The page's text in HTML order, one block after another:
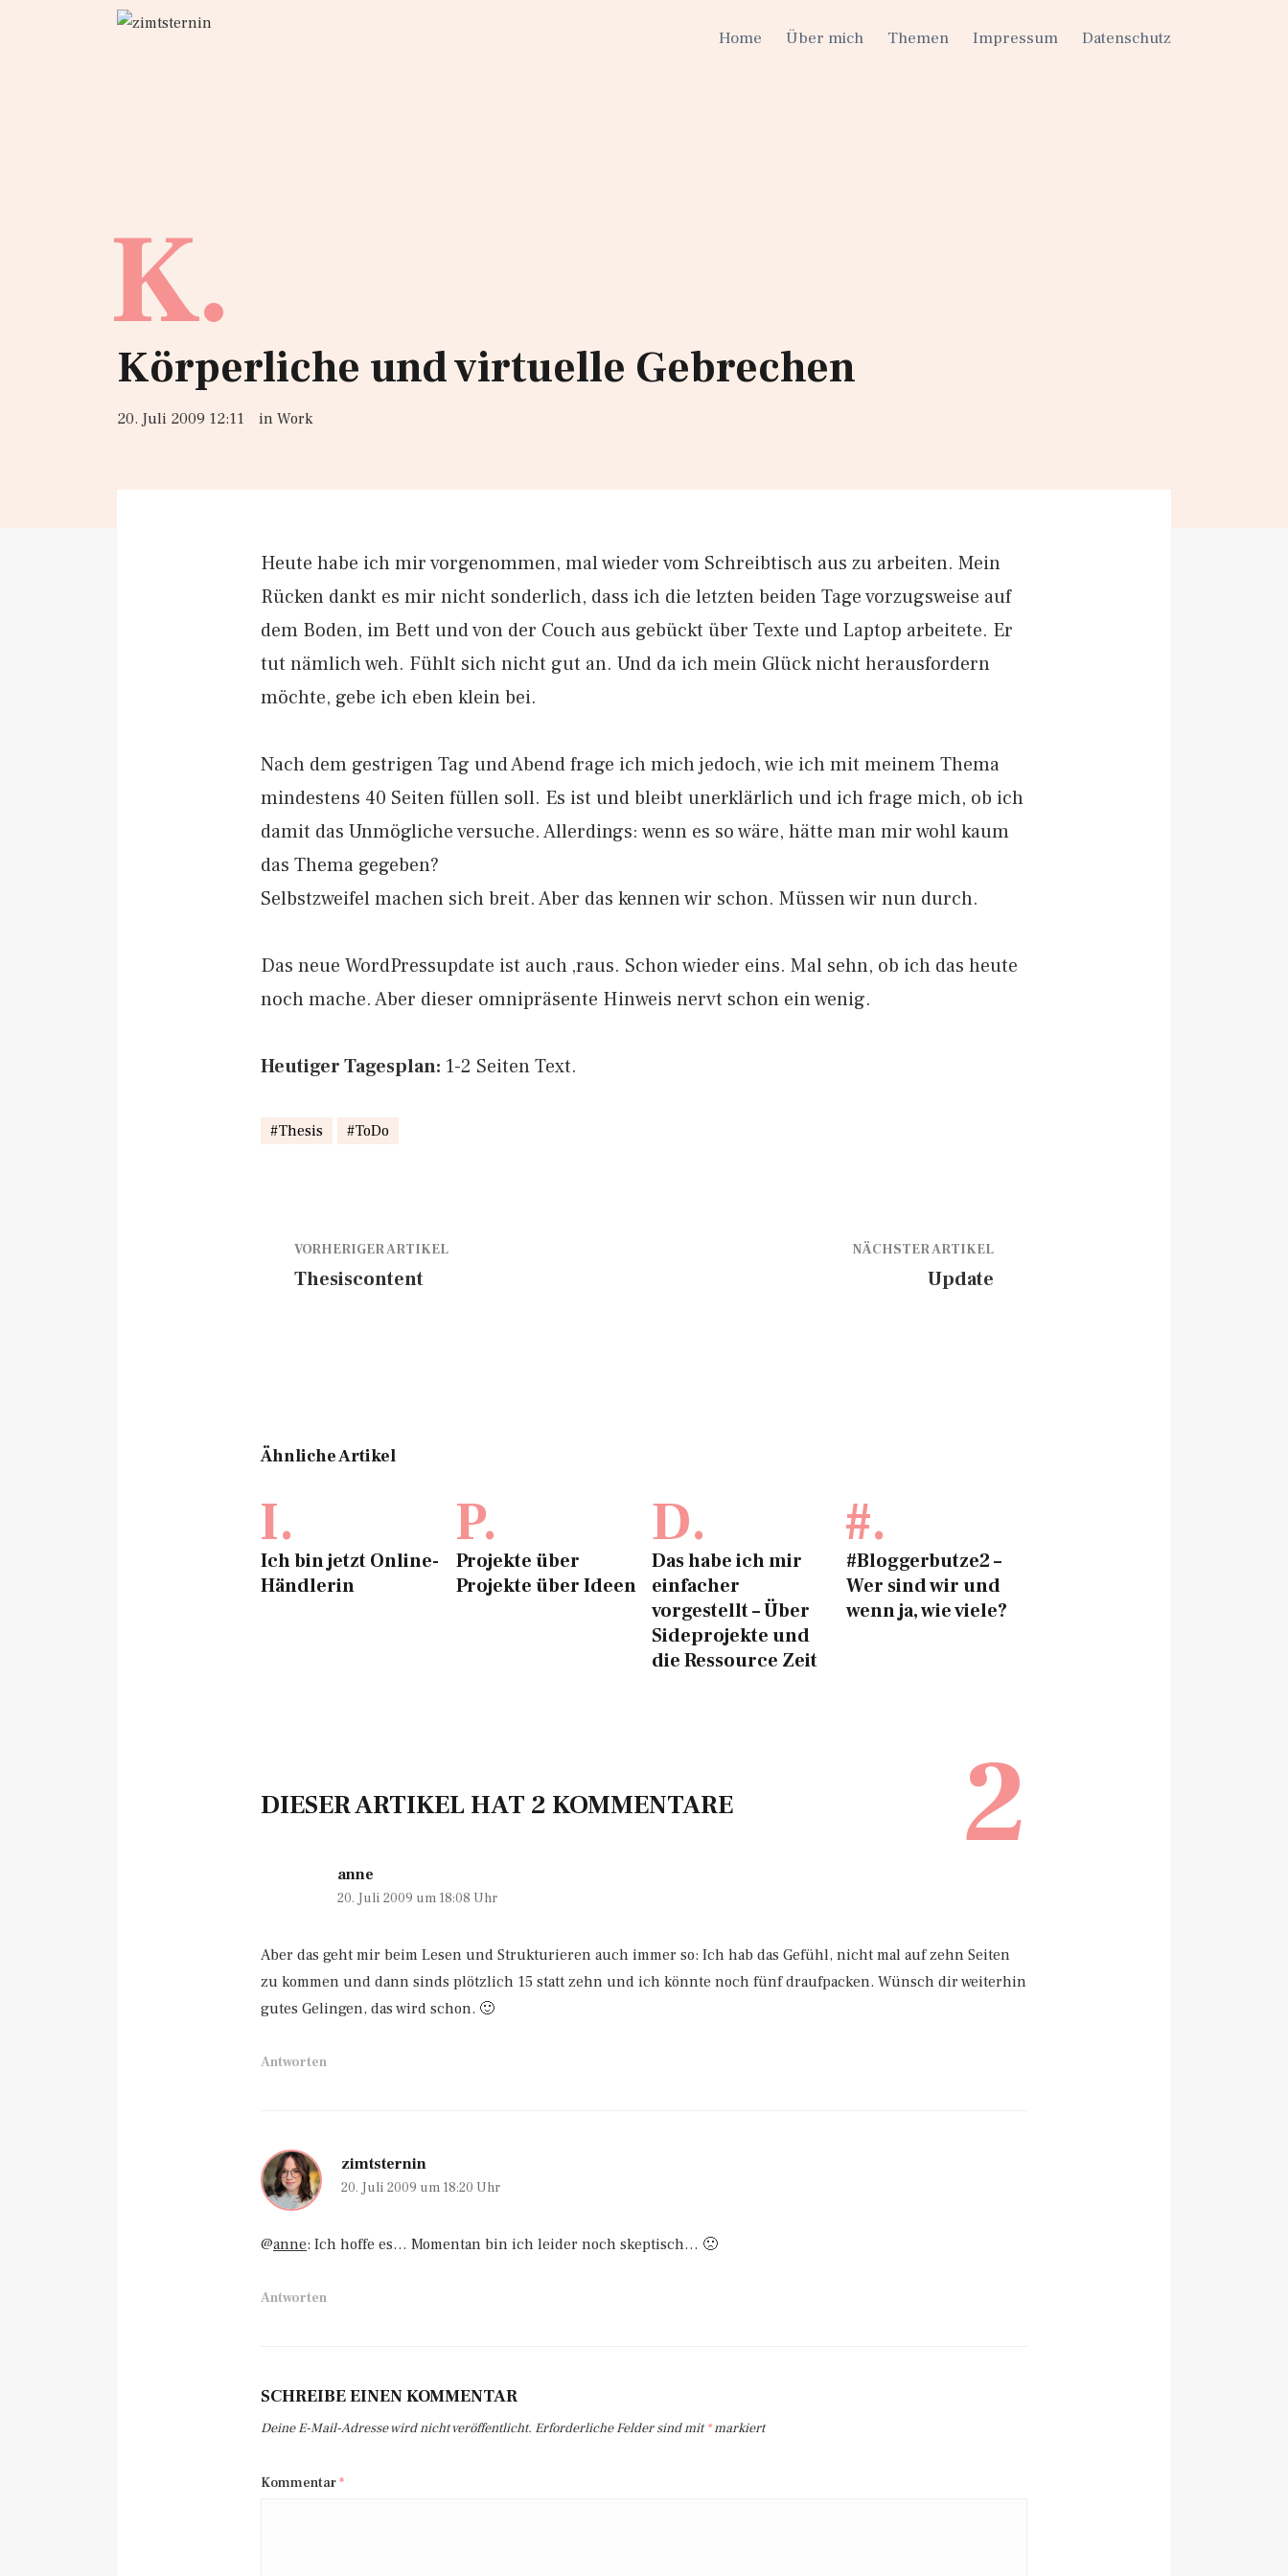
Home Über mich Themen Impressum Datenschutz
K.
Körperliche und virtuelle Gebrechen
20. Juli 2009 12:11 in Work
Heute habe ich mir vorgenommen, mal wieder vom Schreibtisch aus zu arbeiten. Mein
Rücken dankt es mir nicht sonderlich, dass ich die letzten beiden Tage vorzugsweise auf
dem Boden, im Bett und von der Couch aus gebückt über Texte und Laptop arbeitete. Er
tut nämlich weh. Fühlt sich nicht gut an. Und da ich mein Glück nicht herausfordern
möchte, gebe ich eben klein bei.
Nach dem gestrigen Tag und Abend frage ich mich jedoch, wie ich mit meinem Thema
mindestens 40 Seiten füllen soll. Es ist und bleibt unerklärlich und ich frage mich, ob ich
damit das Unmögliche versuche. Allerdings: wenn es so wäre, hätte man mir wohl kaum
das Thema gegeben?
Selbstzweifel machen sich breit. Aber das kennen wir schon. Müssen wir nun durch.
Das neue WordPressupdate ist auch ‚raus. Schon wieder eins. Mal sehn, ob ich das heute
noch mache. Aber dieser omnipräsente Hinweis nervt schon ein wenig.
Heutiger Tagesplan: 1-2 Seiten Text.
Thesis ToDo
VORHERIGER ARTIKEL
Thesiscontent
NÄCHSTER ARTIKEL
Update
Ähnliche Artikel
I.
Ich bin jetzt Online-
Händlerin
P.
Projekte über
Projekte über Ideen
D.
Das habe ich mir
einfacher
vorgestellt – Über
Sideprojekte und
die Ressource Zeit
#.
#Bloggerbutze2 –
Wer sind wir und
wenn ja, wie viele?
DIESER ARTIKEL HAT 2 KOMMENTARE 2
anne
20. Juli 2009 um 18:08 Uhr
Aber das geht mir beim Lesen und Strukturieren auch immer so: Ich hab das Gefühl, nicht mal auf zehn Seiten
zu kommen und dann sinds plötzlich 15 statt zehn und ich könnte noch fünf draufpacken. Wünsch dir weiterhin
gutes Gelingen, das wird schon. 🙂
Antworten
zimtsternin
20. Juli 2009 um 18:20 Uhr
@anne: Ich hoffe es… Momentan bin ich leider noch skeptisch… 🙁
Antworten
SCHREIBE EINEN KOMMENTAR
Deine E-Mail-Adresse wird nicht veröffentlicht. Erforderliche Felder sind mit*markiert
Kommentar*